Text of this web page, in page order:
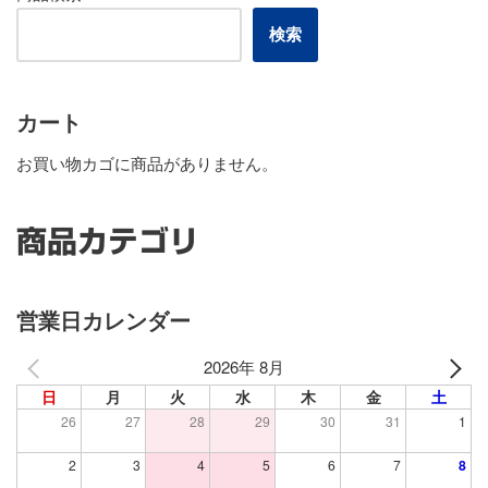
検索
カート
お買い物カゴに商品がありません。
商品カテゴリ
営業日カレンダー
2026年 8月
日 月 火 水 木 金 土
26 27 28 29 30 31 1
2 3 4 5 6 7 8